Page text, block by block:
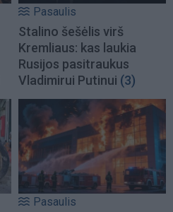
Pasaulis
Stalino šešėlis virš
Kremliaus: kas laukia
Rusijos pasitraukus
Vladimirui Putinui (3)
Pasaulis